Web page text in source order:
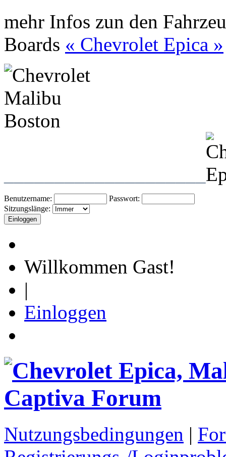
mehr Infos zun den
Boards « Chevrolet Epica »
Benutzername:
Passwort:
Sitzungslänge:
Willkommen Gast!
|
Einloggen
Nutzungsbedingungen |